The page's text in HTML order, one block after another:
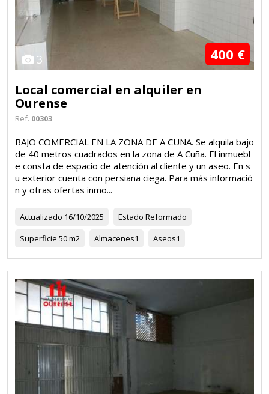
3 400 €
Local comercial en alquiler en
Ourense
Ref. 00303
BAJO COMERCIAL EN LA ZONA DE A CUÑA. Se alquila bajo
de 40 metros cuadrados en la zona de A Cuña. El inmuebl
e consta de espacio de atención al cliente y un aseo. En s
u exterior cuenta con persiana ciega. Para más informació
n y otras ofertas inmo...
Actualizado 16/10/2025 Estado Reformado
Superficie 50 m2 Almacenes1 Aseos1